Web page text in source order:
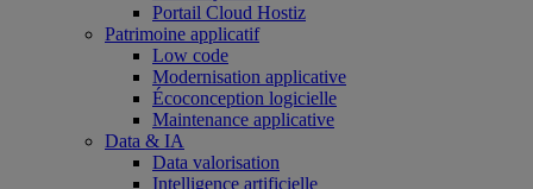
Portail Cloud Hostiz
Patrimoine applicatif
Low code
Modernisation applicative
Écoconception logicielle
Maintenance applicative
Data & IA
Data valorisation
Intelligence artificielle